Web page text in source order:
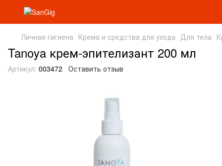
Личная гигиена Крема и средства для ухода Для тела
Tanoya крем-эпителизант 200 мл
Артикул: 003472 Оставить отзыв